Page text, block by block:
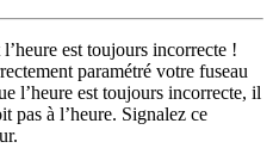
est toujours incorrecte !
paramétré votre fuseau
l’heure est toujours incorrecte, il
pas à l’heure. Signalez ce